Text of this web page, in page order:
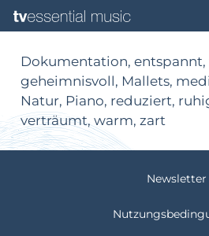
Dokumentation,
geheimnisvoll, Mallets,
Natur, Piano, reduziert,
verträumt, warm, zart
Newsletter